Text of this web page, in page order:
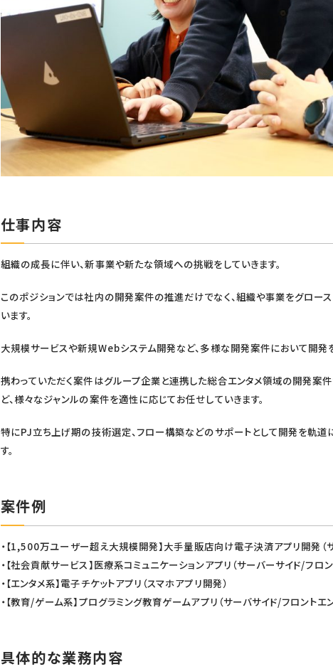
仕事内容
組織の成長に伴い、新事業や新たな領域への挑戦をしていきます。
このポジションでは社内の開発案件の推進だけでなく、組織や事業をグロー
います。
大規模サービスや新規Webシステム開発など、多様な開発案件において開発
携わっていただく案件はグループ企業と連携した総合エンタメ領域の開発
ど、様々なジャンルの案件を適性に応じてお任せしていきます。
特にPJ立ち上げ期の技術選定、フロー構築などのサポートとして開発を軌道
す。
案件例
・【1,500万ユーザー超え大規模開発】大手量販店向け電子決済アプリ開発（
・【社会貢献サービス】医療系コミュニケーションアプリ（サーバーサイド/フロ
・【エンタメ系】電子チケットアプリ（スマホアプリ開発）
・【教育/ゲーム系】プログラミング教育ゲームアプリ（サーバサイド/フロントエ
具体的な業務内容